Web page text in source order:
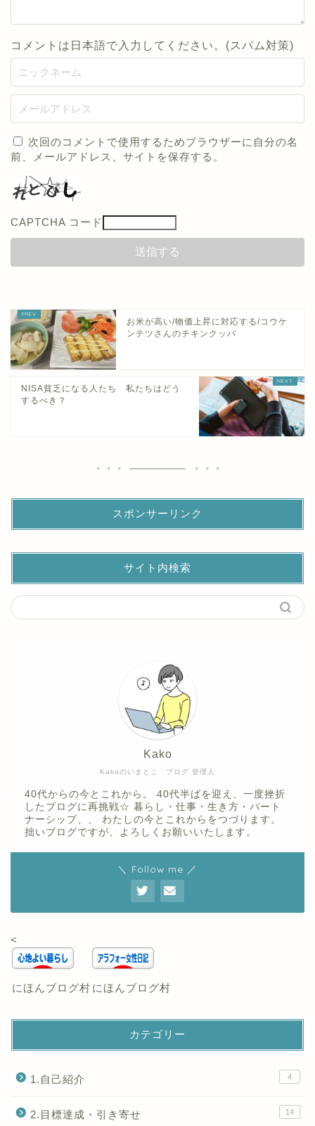
コメントは日本語で入力してください。(スパム対策)
次回のコメントで使用するためブラウザーに自分の名
前、メールアドレス、サイトを保存する。
CAPTCHA コード
お米が高い/物価上昇に対応する/コウケ
ンテツさんのチキンクッパ
NISA貧乏になる人たち 私たちはどう
するべき？
スポンサーリンク
サイト内検索
Kakoのいまとこ ブログ 管理人
Kako
40代からの今とこれから。 40代半ばを迎え、一度挫折
したブログに再挑戦☆ 暮らし・仕事・生き方・パート
ナーシップ、、 わたしの今とこれからをつづります。
拙いブログですが、よろしくお願いいたします。
＼ Follow me ／
<
にほんブログ村 にほんブログ村
カテゴリー
1.自己紹介 4
2.目標達成・引き寄せ 14